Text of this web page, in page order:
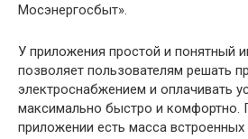
Мосэнергосбыт».
У приложения простой и понятный
позволяет пользователям решать
электроснабжением и оплачивать
максимально быстро и комфортно.
приложении есть масса